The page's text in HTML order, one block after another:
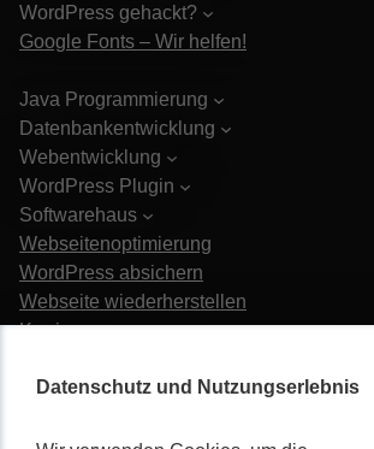
Datenschutz und Nutzungserlebnis
WordPress gehackt?
Google Fonts – Wir helfen!
Java Programmierung
Datenbankentwicklung
Webentwicklung
WordPress Plugin
Softwarehaus
Webseitenoptimierung
WordPress absichern
Webseite wiederherstellen
Karriere